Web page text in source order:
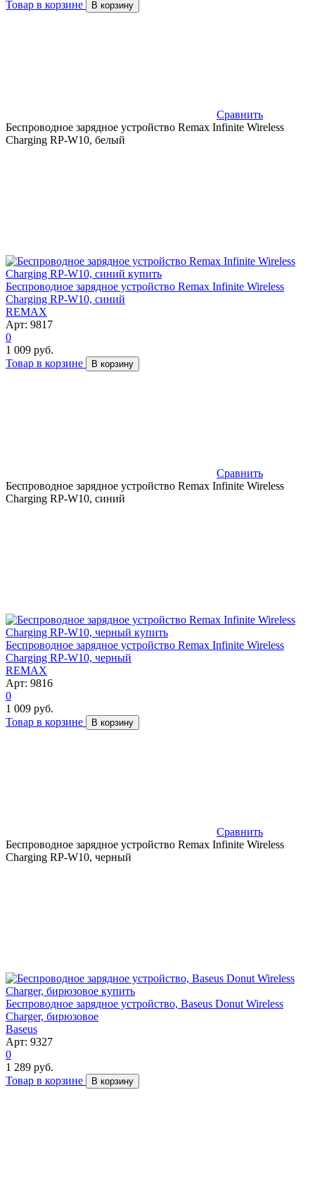
Товар в корзине В корзину
Сравнить
Беспроводное зарядное устройство Remax Infinite Wireless
Charging RP-W10, белый
Беспроводное зарядное устройство Remax Infinite Wireless
Charging RP-W10, синий
REMAX
Арт: 9817
0
1 009 руб.
Товар в корзине
В корзину
Сравнить
Беспроводное зарядное устройство Remax Infinite Wireless
Charging RP-W10, синий
Беспроводное зарядное устройство Remax Infinite Wireless
Charging RP-W10, черный
REMAX
Арт: 9816
0
1 009 руб.
Товар в корзине
В корзину
Сравнить
Беспроводное зарядное устройство Remax Infinite Wireless
Charging RP-W10, черный
Беспроводное зарядное устройство, Baseus Donut Wireless
Charger, бирюзовое
Baseus
Арт: 9327
0
1 289 руб.
Товар в корзине
В корзину